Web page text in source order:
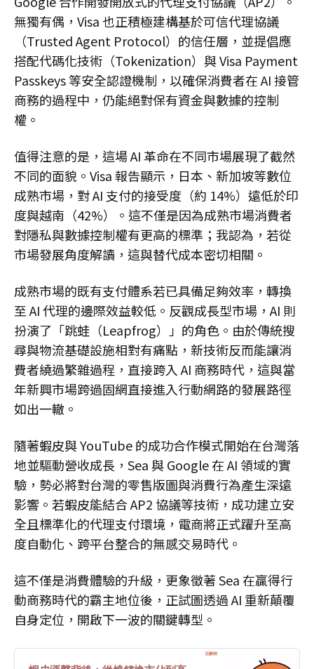
無獨有偶，Visa 也正積極建構基於可信代理協議
（Trusted Agent Protocol）的信任層，並提倡應
搭配代碼化技術（Tokenization）與 Visa Payment
Passkeys 等安全認證機制，以確保消費者在 AI 接管
商務的過程中，仍能絕對保有資金與數據的控制
權。
值得注意的是，這場 AI 革命在不同市場展現了截然
不同的面貌。Visa 報告顯示，日本、新加坡等數位
成熟市場，對 AI 支付的接受度（約 14%）遠低於印
度與越南（42%）。這不僅是因為成熟市場消費者
對隱私與數據控制權有更高的標準；我認為，若從
市場發展角度解讀，這與替代成本密切相關。
成熟市場的既有支付體系若已具備足夠效率，轉換
至 AI 代理的邊際效益較低。反觀成長型市場，AI 則
扮演了「跳蛙（Leapfrog）」的角色。由於傳統搜
尋與物流基礎設施相對有痛點，新技術反而能讓消
費者繞過繁雜過程，直接跨入 AI 商務時代，這與當
年新興市場跨過固網直接進入行動網路的發展路徑
如出一轍。
隨著蝦皮與 YouTube 的成功合作模式開始在台灣落
地並驅動營收成長，Sea 與 Google 在 AI 領域的實
驗，勢必將對台灣的零售版圖與消費行為產生深遠
影響。若蝦皮能結合 AP2 協議等技術，成功建立安
全且標準化的代理支付環境，電商將正式躍升至高
度自動化、跨平台整合的無感交易時代。
這不僅是消費體驗的升級，更象徵著 Sea 在贏得行
動商務時代的霸主地位後，正試圖透過 AI 重新顛覆
自身定位，開啟下一波的關鍵轉型。